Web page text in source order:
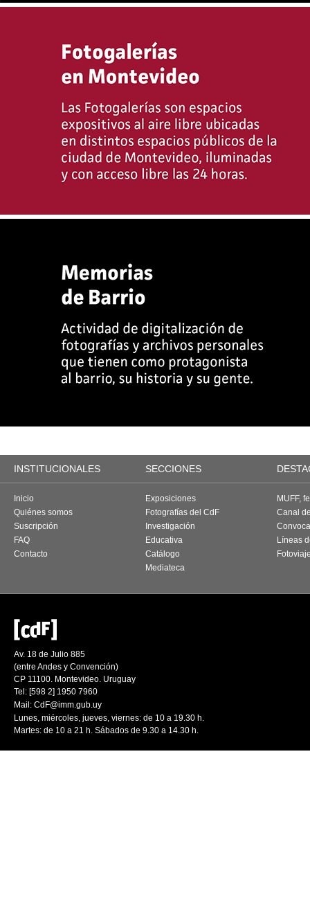
INSTITUCIONALES SECCIONES
Inicio
Quiénes somos
Suscripción
FAQ
Contacto
Exposiciones
Fotografías del CdF
Investigación
Educativa
Catálogo
Mediateca
MUFF,
Canal
Líneas
Av. 18 de Julio 885
(entre Andes y Convención)
CP 11100. Montevideo. Uruguay
Tel: [598 2] 1950 7960
Mail: CdF@imm.gub.uy
Lunes, miércoles, jueves, viernes: de 10 a 19.30 h.
Martes: de 10 a 21 h. Sábados de 9.30 a 14.30 h.